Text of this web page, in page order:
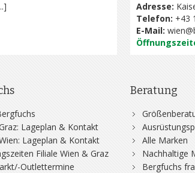
]
Adresse:
Telefon: +43
E-Mail:
Lageplan & Kontakt
Lageplan & Kontakt
Filiale Wien & Graz
Outlettermine
Beratung
Alle Marken
Nachhaltige
Bergfuchs